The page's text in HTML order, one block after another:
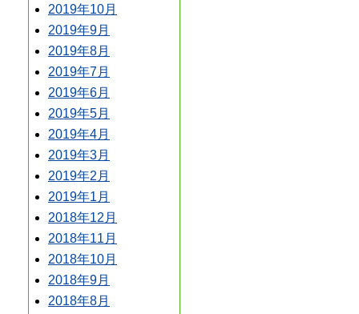
2019年10月
2019年9月
2019年8月
2019年7月
2019年6月
2019年5月
2019年4月
2019年3月
2019年2月
2019年1月
2018年12月
2018年11月
2018年10月
2018年9月
2018年8月